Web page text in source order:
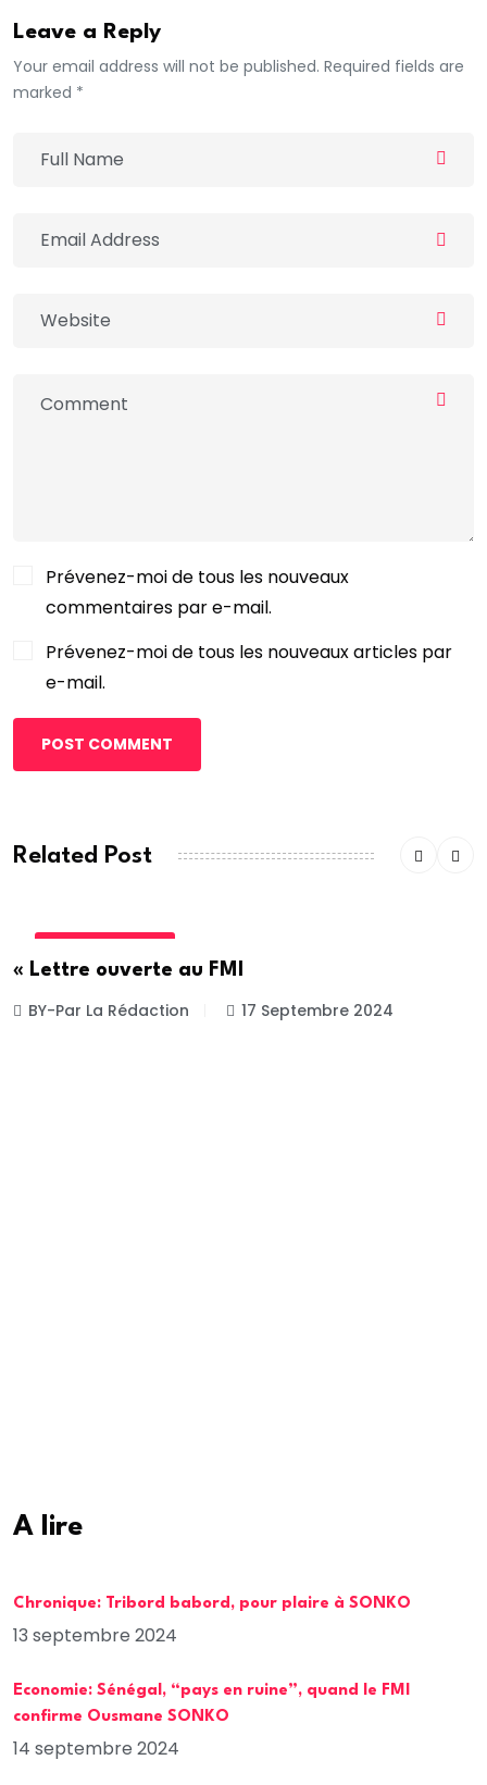
Leave a Reply
Your email address will not be published. Required fields are
marked *
Prévenez-moi de tous les nouveaux
commentaires par e-mail.
Prévenez-moi de tous les nouveaux articles par
e-mail.
POST COMMENT
Related Post
« Lettre ouverte au FMI
BY-Par La Rédaction 17 Septembre 2024
A lire
Chronique: Tribord babord, pour plaire à SONKO
13 septembre 2024
Economie: Sénégal, “pays en ruine”, quand le FMI
confirme Ousmane SONKO
14 septembre 2024